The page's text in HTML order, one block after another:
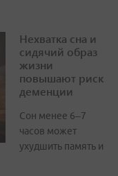
Нехватка сна и
сидячий образ
жизни
повышают риск
деменции
Сон менее 6–7
часов может
ухудшить память и